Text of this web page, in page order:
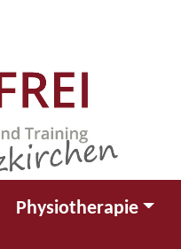
Physiotherapie